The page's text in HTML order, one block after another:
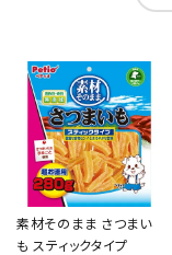
素材そのまま さつまい
も スティックタイプ